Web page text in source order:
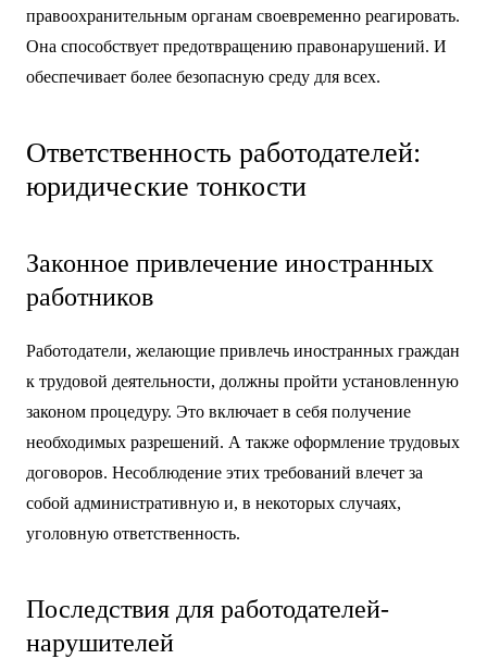
правоохранительным органам своевременно реагировать.
Она способствует предотвращению правонарушений. И
обеспечивает более безопасную среду для всех.
Ответственность работодателей:
юридические тонкости
Законное привлечение иностранных
работников
Работодатели, желающие привлечь иностранных граждан
к трудовой деятельности, должны пройти установленную
законом процедуру. Это включает в себя получение
необходимых разрешений. А также оформление трудовых
договоров. Несоблюдение этих требований влечет за
собой административную и, в некоторых случаях,
уголовную ответственность.
Последствия для работодателей-
нарушителей